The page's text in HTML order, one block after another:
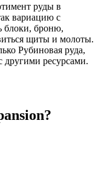
руды в
вариацию с
блоки, броню,
щиты и молоты.
Рубиновая руда,
другими ресурсами.